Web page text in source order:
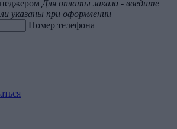
Для оплаты заказа - введите
указаны при оформлении
Номер телефона